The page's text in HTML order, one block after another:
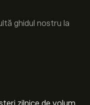
ghidul nostru la